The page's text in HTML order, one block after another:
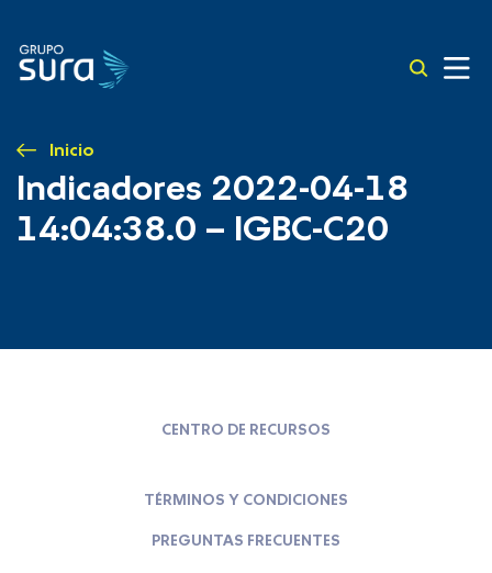
Inicio
Indicadores 2022-04-18
14:04:38.0 – IGBC-C20
CENTRO DE RECURSOS
TÉRMINOS Y CONDICIONES
PREGUNTAS FRECUENTES